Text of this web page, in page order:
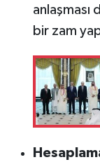
anlaşması
bir zam